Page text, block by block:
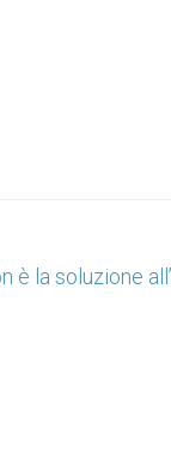
è la soluzione